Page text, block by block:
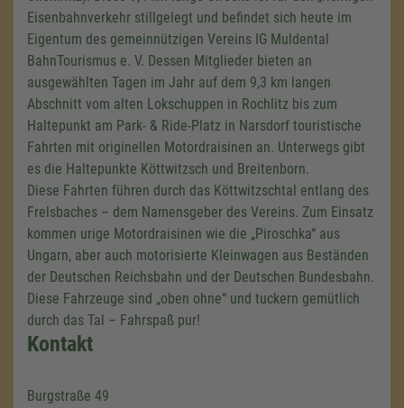
Eisenbahnverkehr stillgelegt und befindet sich heute im
Eigentum des gemeinnützigen Vereins IG Muldental
BahnTourismus e. V. Dessen Mitglieder bieten an
ausgewählten Tagen im Jahr auf dem 9,3 km langen
Abschnitt vom alten Lokschuppen in Rochlitz bis zum
Haltepunkt am Park- & Ride-Platz in Narsdorf touristische
Fahrten mit originellen Motordraisinen an. Unterwegs gibt
es die Haltepunkte Köttwitzsch und Breitenborn.
Diese Fahrten führen durch das Köttwitzschtal entlang des
Frelsbaches – dem Namensgeber des Vereins. Zum Einsatz
kommen urige Motordraisinen wie die „Piroschka“ aus
Ungarn, aber auch motorisierte Kleinwagen aus Beständen
der Deutschen Reichsbahn und der Deutschen Bundesbahn.
Diese Fahrzeuge sind „oben ohne“ und tuckern gemütlich
durch das Tal – Fahrspaß pur!
Kontakt
Burgstraße 49